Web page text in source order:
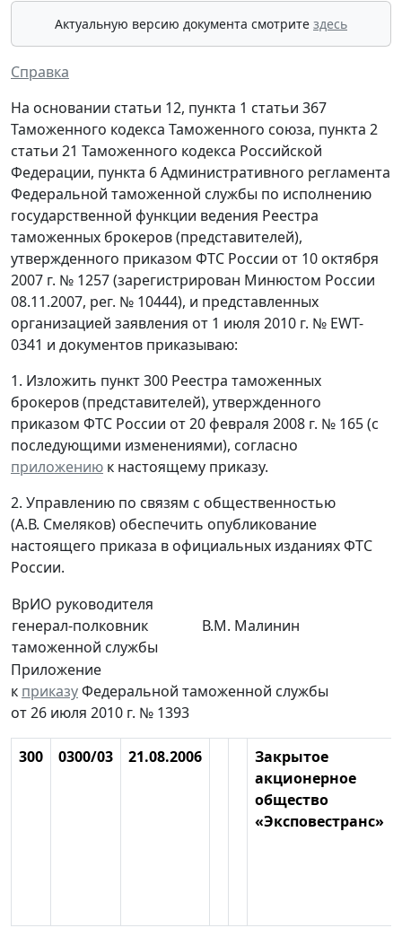
Актуальную версию документа смотрите здесь
Справка
На основании статьи 12, пункта 1 статьи 367
Таможенного кодекса Таможенного союза, пункта 2
статьи 21 Таможенного кодекса Российской
Федерации, пункта 6 Административного регламента
Федеральной таможенной службы по исполнению
государственной функции ведения Реестра
таможенных брокеров (представителей),
утвержденного приказом ФТС России от 10 октября
2007 г. № 1257 (зарегистрирован Минюстом России
08.11.2007, рег. № 10444), и представленных
организацией заявления от 1 июля 2010 г. № EWT-
0341 и документов приказываю:
1. Изложить пункт 300 Реестра таможенных
брокеров (представителей), утвержденного
приказом ФТС России от 20 февраля 2008 г. № 165 (с
последующими изменениями), согласно
приложению к настоящему приказу.
2. Управлению по связям с общественностью
(А.В. Смеляков) обеспечить опубликование
настоящего приказа в официальных изданиях ФТС
России.
ВрИО руководителя
генерал-полковник
таможенной службы
В.М. Малинин
Приложение
к приказуФедеральной таможенной службы
от 26 июля 2010 г. № 1393
300 0300/03 21.08.2006
Закрытое
акционерное
общество
«Эксповестранс»